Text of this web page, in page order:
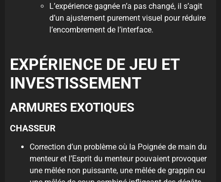
L’expérience gagnée n’a pas changé, il s’agit
d’un ajustement purement visuel pour réduire
l’encombrement de l’interface.
EXPÉRIENCE DE JEU ET
INVESTISSEMENT
ARMURES EXOTIQUES
CHASSEUR
Correction d’un problème où la Poignée de main du
menteur et l’Esprit du menteur pouvaient provoquer
une mêlée non puissante, une mêlée de grappin ou